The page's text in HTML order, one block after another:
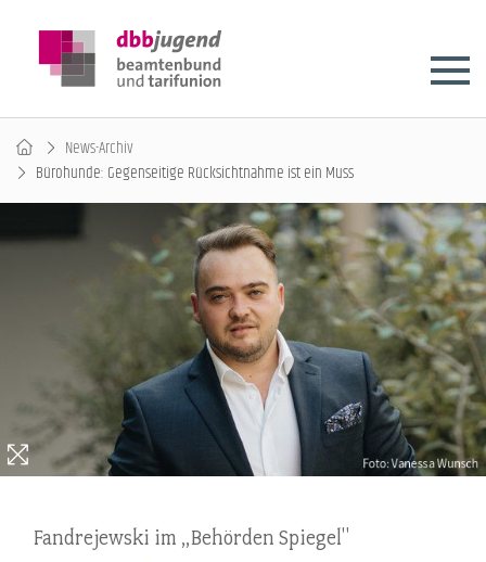
News-Archiv
Bürohunde: Gegenseitige Rücksichtnahme ist ein Muss
Fandrejewski im „Behörden Spiegel"